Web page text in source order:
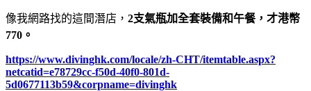
像我網路找的這間潛店， 2支氣瓶加全套裝備和午餐，才港幣
770。
https://www.divinghk.com/locale/zh-CHT/itemtable.aspx?
netcatid=e78729cc-f50d-40f0-801d-
5d0677113b59&corpname=divinghk